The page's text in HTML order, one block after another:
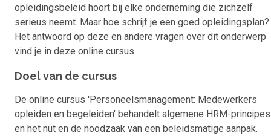
opleidingsbeleid hoort bij elke onderneming die zichzelf
serieus neemt. Maar hoe schrijf je een goed opleidingsplan?
Het antwoord op deze en andere vragen over dit onderwerp
vind je in deze online cursus.
Doel van de cursus
De online cursus 'Personeelsmanagement: Medewerkers
opleiden en begeleiden' behandelt algemene HRM-principes
en het nut en de noodzaak van een beleidsmatige aanpak.